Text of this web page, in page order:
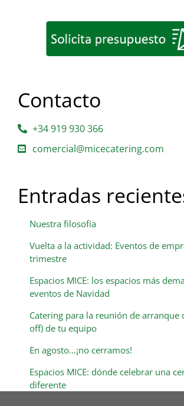
Contacto
+34 919 930 366
comercial@micecatering.com
Entradas
Nuestra filosofía
Vuelta a la actividad: Eventos de
trimestre
Espacios MICE: los espacios más
eventos de Navidad
Catering para la reunión de arranque
off) de tu equipo
En agosto…¡no cerramos!
Espacios MICE: dónde celebrar una
diferente